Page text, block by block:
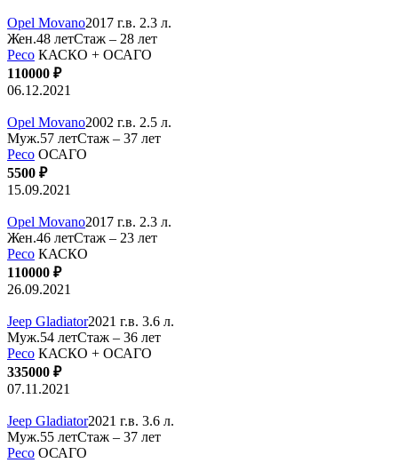
Opel Movano2017 г.в. 2.3 л.
Жен.48 летСтаж – 28 лет
Ресо КАСКО + ОСАГО
110000 ₽
06.12.2021
Opel Movano2002 г.в. 2.5 л.
Муж.57 летСтаж – 37 лет
Ресо ОСАГО
5500 ₽
15.09.2021
Opel Movano2017 г.в. 2.3 л.
Жен.46 летСтаж – 23 лет
Ресо КАСКО
110000 ₽
26.09.2021
Jeep Gladiator2021 г.в. 3.6 л.
Муж.54 летСтаж – 36 лет
Ресо КАСКО + ОСАГО
335000 ₽
07.11.2021
Jeep Gladiator2021 г.в. 3.6 л.
Муж.55 летСтаж – 37 лет
Ресо ОСАГО